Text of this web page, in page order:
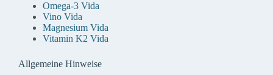
Omega-3 Vida
Vino Vida
Magnesium Vida
Vitamin K2 Vida
Allgemeine Hinweise